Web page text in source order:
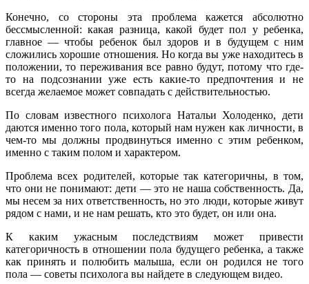
Конечно, со стороны эта проблема кажется абсолютно
бессмысленной: какая разница, какой будет пол у ребенка,
главное — чтобы ребенок был здоров и в будущем с ним
сложились хорошие отношения. Но когда вы уже находитесь в
положении, то переживания все равно будут, потому что где-
то на подсознании уже есть какие-то предпочтения и не
всегда желаемое может совпадать с действительностью.
По словам известного психолога Натальи Холоденко, дети
даются именно того пола, который нам нужен как личности, в
чем-то мы должны продвинуться именно с этим ребенком,
именно с таким полом и характером.
Проблема всех родителей, которые так категоричны, в том,
что они не понимают: дети — это не наша собственность. Да,
мы несем за них ответственность, но это люди, которые живут
рядом с нами, и не нам решать, кто это будет, он или она.
К каким ужасным последствиям может привести
категоричность в отношении пола будущего ребенка, а также
как принять и полюбить малыша, если он родился не того
пола — советы психолога вы найдете в следующем видео.